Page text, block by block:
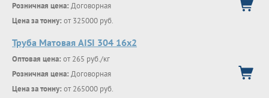
Розничная цена: Договорная
Цена за тонну: от 325000 руб.
Труба Матовая AISI 304 16х2
Оптовая цена: от 265 руб./кг
Розничная цена: Договорная
Цена за тонну: от 265000 руб.